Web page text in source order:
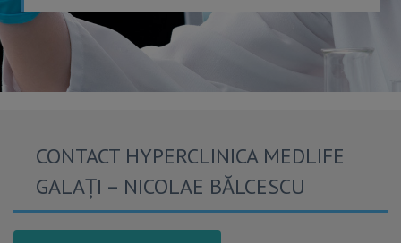
CONTACT HYPERCLINICA MEDLIFE
GALAȚI – NICOLAE BĂLCESCU